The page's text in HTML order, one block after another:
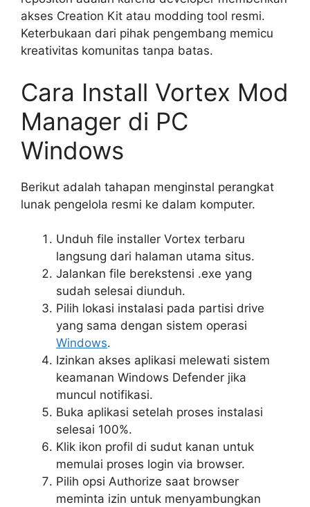
akses Creation Kit atau modding tool resmi.
Keterbukaan dari pihak pengembang memicu
kreativitas komunitas tanpa batas.
Cara Install Vortex Mod
Manager di PC
Windows
Berikut adalah tahapan menginstal perangkat
lunak pengelola resmi ke dalam komputer.
Unduh file installer Vortex terbaru
langsung dari halaman utama situs.
Jalankan file berekstensi .exe yang
sudah selesai diunduh.
Pilih lokasi instalasi pada partisi drive
yang sama dengan sistem operasi
Windows.
Izinkan akses aplikasi melewati sistem
keamanan Windows Defender jika
muncul notifikasi.
Buka aplikasi setelah proses instalasi
selesai 100%.
Klik ikon profil di sudut kanan untuk
memulai proses login via browser.
Pilih opsi Authorize saat browser
meminta izin untuk menyambungkan